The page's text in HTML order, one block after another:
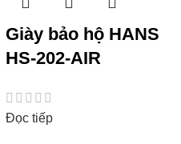
Giày bảo hộ HANS
HS-202-AIR
Đọc tiếp